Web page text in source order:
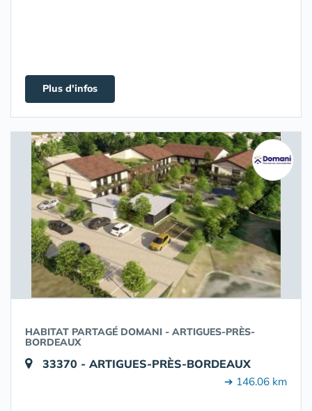
Plus d'infos
HABITAT PARTAGÉ DOMANI - ARTIGUES-PRÈS-
BORDEAUX
33370 - ARTIGUES-PRÈS-BORDEAUX
➔ 146.06 km